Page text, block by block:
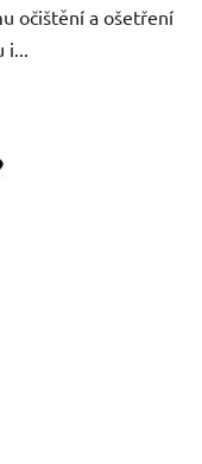
očištění a ošetření